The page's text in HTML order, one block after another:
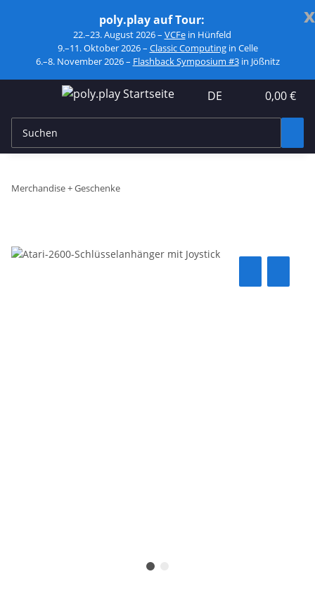
x
poly.play auf Tour:
22.–23. August 2026 – VCFein Hünfeld
9.–11. Oktober 2026 – Classic Computingin Celle
6.–8. November 2026 – Flashback Symposium #3in Jößnitz
DE 0,00 €
Merchandise + Geschenke